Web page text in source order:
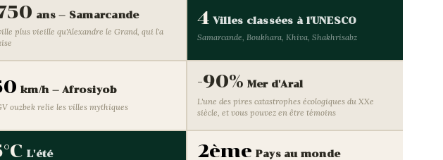
ans — Samarcande
plus vieille qu'Alexandre le Grand, qui l'a
4 Villes classées à l'UNESCO
Samarcande, Boukhara, Khiva, Shakhrisabz
km/h — Afrosiyob
ouzbek relie les villes mythiques
-90% Mer d'Aral
L'une des pires catastrophes écologiques du XXe
siècle, et vous pouvez en être témoins
L'été 2ème Pays au monde